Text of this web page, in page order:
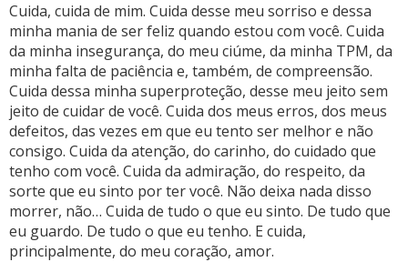
Cuida, cuida de mim. Cuida desse meu sorriso e dessa
minha mania de ser feliz quando estou com você. Cuida
da minha insegurança, do meu ciúme, da minha TPM, da
minha falta de paciência e, também, de compreensão.
Cuida dessa minha superproteção, desse meu jeito sem
jeito de cuidar de você. Cuida dos meus erros, dos meus
defeitos, das vezes em que eu tento ser melhor e não
consigo. Cuida da atenção, do carinho, do cuidado que
tenho com você. Cuida da admiração, do respeito, da
sorte que eu sinto por ter você. Não deixa nada disso
morrer, não… Cuida de tudo o que eu sinto. De tudo que
eu guardo. De tudo o que eu tenho. E cuida,
principalmente, do meu coração, amor.